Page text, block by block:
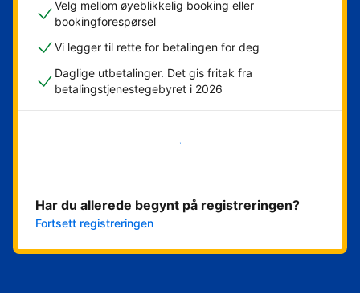
Velg mellom øyeblikkelig booking eller
bookingforespørsel
Vi legger til rette for betalingen for deg
Daglige utbetalinger. Det gis fritak fra
betalingstjenestegebyret i 2026
Kom i gang nå
Har du allerede begynt på registreringen?
Fortsett registreringen